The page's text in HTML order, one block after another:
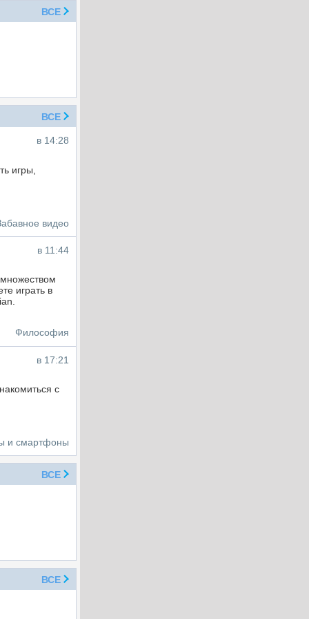
ВСЕ
ВСЕ
в 14:28
игры,
видео
в 11:44
играть в
Философия
в 17:21
с
и смартфоны
ВСЕ
ВСЕ